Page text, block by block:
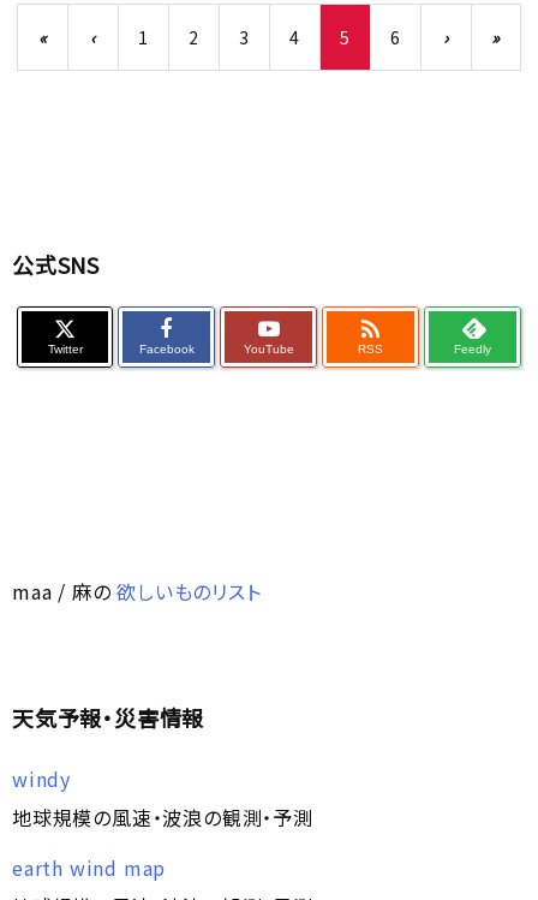
« ‹ 1 2 3 4 5 6 › »
公式SNS
Twitter Facebook YouTube

RSS Feedly
maa / 麻の欲しいものリスト
天気予報・災害情報
windy
地球規模の風速・波浪の観測・予測
earth wind map